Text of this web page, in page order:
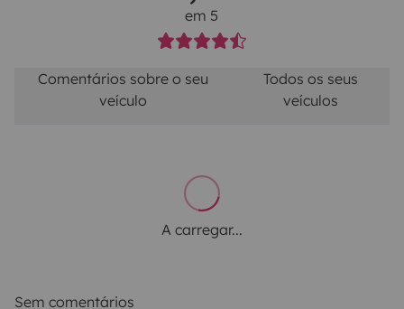
em 5
Comentários sobre o seu
veículo
Todos os seus
veículos
A carregar...
Sem comentários